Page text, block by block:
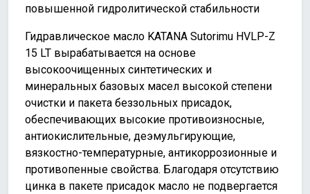
повышенной гидролитической стабильности
Гидравлическое масло KATANA Sutorimu HVLP-Z
15 LT вырабатывается на основе
высокоочищенных синтетических и
минеральных базовых масел высокой степени
очистки и пакета беззольных присадок,
обеспечивающих высокие противоизносные,
антиокислительные, деэмульгирующие,
вязкостно-температурные, антикоррозионные и
противопенные свойства. Благодаря отсутствию
цинка в пакете присадок масло не подвергается